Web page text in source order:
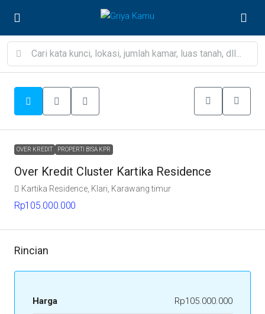
OVER KREDIT PROPERTI BISA KPR
Over Kredit Cluster Kartika Residence
Kartika Residence, Klari, Karawang timur
Rp105.000.000
Rincian
Harga Rp105.000.000